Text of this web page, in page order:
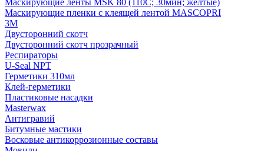
Маскирующие ленты MSK 80 (110С; 30мин; желтые)
Маскирующие пленки с клеящей лентой MASCOPRI
3M
Двусторонний скотч
Двусторонний скотч прозрачный
Респираторы
U-Seal NPT
Герметики 310мл
Клей-герметики
Пластиковые насадки
Masterwax
Антигравий
Битумные мастики
Восковые антикоррозионные составы